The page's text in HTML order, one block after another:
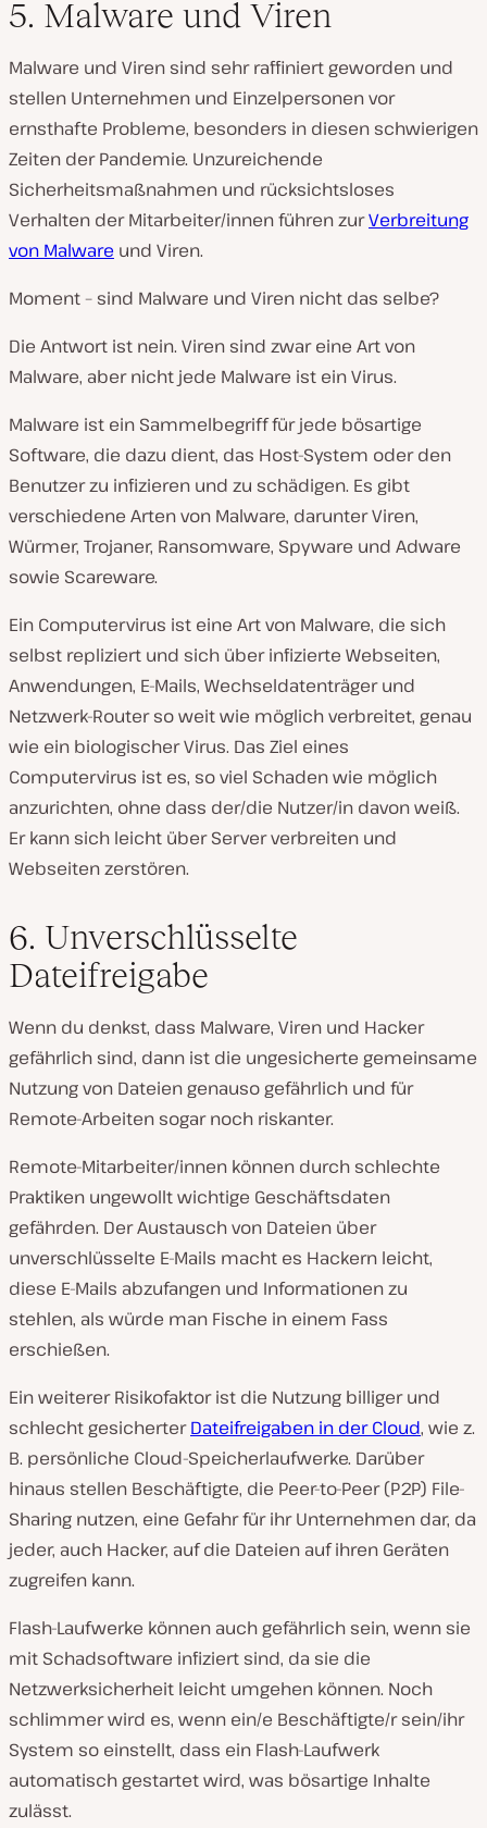
5. Malware und Viren
Malware und Viren sind sehr raffiniert geworden und
stellen Unternehmen und Einzelpersonen vor
ernsthafte Probleme, besonders in diesen schwierigen
Zeiten der Pandemie. Unzureichende
Sicherheitsmaßnahmen und rücksichtsloses
Verhalten der Mitarbeiter/innen führen zurVerbreitung
von Malware und Viren.
Moment – sind Malware und Viren nicht das selbe?
Die Antwort ist nein. Viren sind zwar eine Art von
Malware, aber nicht jede Malware ist ein Virus.
Malware ist ein Sammelbegriff für jede bösartige
Software, die dazu dient, das Host-System oder den
Benutzer zu infizieren und zu schädigen. Es gibt
verschiedene Arten von Malware, darunter Viren,
Würmer, Trojaner, Ransomware, Spyware und Adware
sowie Scareware.
Ein Computervirus ist eine Art von Malware, die sich
selbst repliziert und sich über infizierte Webseiten,
Anwendungen, E-Mails, Wechseldatenträger und
Netzwerk-Router so weit wie möglich verbreitet, genau
wie ein biologischer Virus. Das Ziel eines
Computervirus ist es, so viel Schaden wie möglich
anzurichten, ohne dass der/die Nutzer/in davon weiß.
Er kann sich leicht über Server verbreiten und
Webseiten zerstören.
6. Unverschlüsselte
Dateifreigabe
Wenn du denkst, dass Malware, Viren und Hacker
gefährlich sind, dann ist die ungesicherte gemeinsame
Nutzung von Dateien genauso gefährlich und für
Remote-Arbeiten sogar noch riskanter.
Remote-Mitarbeiter/innen können durch schlechte
Praktiken ungewollt wichtige Geschäftsdaten
gefährden. Der Austausch von Dateien über
unverschlüsselte E-Mails macht es Hackern leicht,
diese E-Mails abzufangen und Informationen zu
stehlen, als würde man Fische in einem Fass
erschießen.
Ein weiterer Risikofaktor ist die Nutzung billiger und
schlecht gesicherterDateifreigaben in der Cloud, wie z.
B. persönliche Cloud-Speicherlaufwerke. Darüber
hinaus stellen Beschäftigte, die Peer-to-Peer (P2P) File-
Sharing nutzen, eine Gefahr für ihr Unternehmen dar, da
jeder, auch Hacker, auf die Dateien auf ihren Geräten
zugreifen kann.
Flash-Laufwerke können auch gefährlich sein, wenn sie
mit Schadsoftware infiziert sind, da sie die
Netzwerksicherheit leicht umgehen können. Noch
schlimmer wird es, wenn ein/e Beschäftigte/r sein/ihr
System so einstellt, dass ein Flash-Laufwerk
automatisch gestartet wird, was bösartige Inhalte
zulässt.